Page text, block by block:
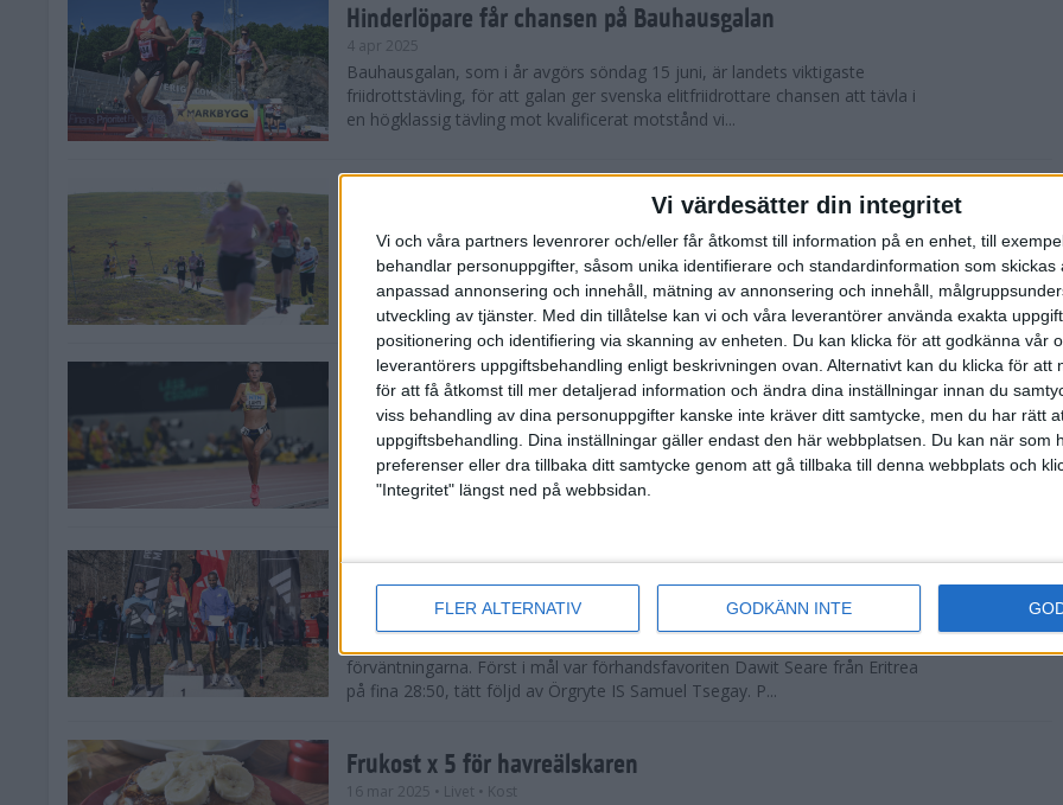
Vi värdesätter din integritet
Vi och våra partners levenrorer och/eller får åtkomst till information på en enhet, till
behandlar personuppgifter, såsom unika identifierare och standardinformation som skickas
anpassad annonsering och innehåll, mätning av annonsering och innehåll,
utveckling av tjänster. Med din tillåtelse kan vi och våra leverantörer använda exakta
positionering och identifiering via skanning av enheten. Du kan klicka för att godkänna vår
leverantörers uppgiftsbehandling enligt beskrivningen ovan. Alternativt kan du klicka för att
för att få åtkomst till mer detaljerad information och ändra dina inställningar innan du
viss behandling av dina personuppgifter kanske inte kräver ditt samtycke, men du har rätt
uppgiftsbehandling. Dina inställningar gäller endast den här webbplatsen. Du kan när som
preferenser eller dra tillbaka ditt samtycke genom att gå tillbaka till denna webbplats och
"Integritet" längst ned på webbsidan.
FLER ALTERNATIV GODKÄNN INTE
Hinderlöpare får chansen på Bauhausgalan
4 apr 2025
Bauhausgalan, som i år avgörs söndag 15 juni, är landets viktigaste
friidrottstävling, för att galan ger svenska elitfriidrottare chansen att tävla i
en högklassig tävling mot kvalificerat motstånd vi...
Satsar du på att springa Tjejmilen Sälen i juni eller något annat fjällopp i
sommar? Eller är du sugen på att ta dig an Hammarbybacken i oktober?
Stockholms brantaste är en utmaning som heter duga. Rå...
Besviken Lahti tillbaka på banan
30 mar 2025
Sarah Lahti var besviken efter sitt första lopp på 10 000 m på tre år. På
söndagen slutade den 30-åriga Hässelby-löparen på 14:e plats i San Juan
Capistrano 10 000 m utan för Los Angeles. Detta anses ...
Snabba tider när adidas Premiärmilen sprang igång
löparsäsongen!
förväntningarna. Först i mål var förhandsfavoriten Dawit Seare från Eritrea
på fina 28:50, tätt följd av Örgryte IS Samuel Tsegay. P...
Frukost x 5 för havreälskaren
16 mar 2025 • Livet • Kost